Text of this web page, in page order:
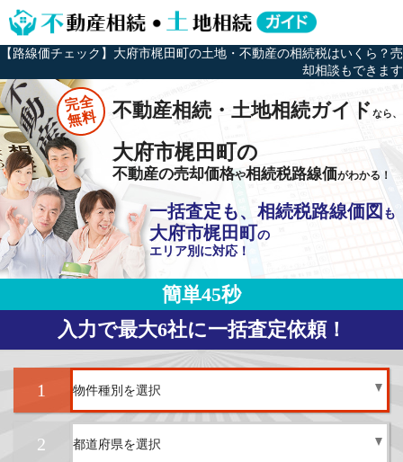
【路線価チェック】大府市梶田町の土地・不動産の相続税はいくら？売
却相談もできます
完全
無料 不動産相続・土地相続ガイドなら、
大府市梶田町の
不動産の売却価格や相続税路線価がわかる！
一括査定も、相続税路線価図 も
大府市梶田町の
エリア別に対応！
簡単45秒
入力で最大6社に一括査定依頼！
1
2